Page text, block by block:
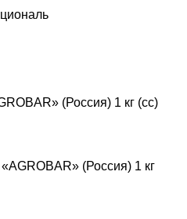
(Россия) 1 кг (сс)
(Россия) 1 кг